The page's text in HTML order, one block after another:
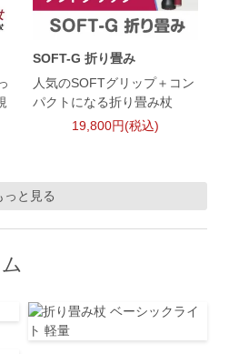
SOFT-G 折り畳み
人気のSOFTグリップ＋コン
パクトになる折り畳み杖
19,800円(税込)
っと見る